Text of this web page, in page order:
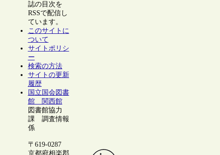
誌の目次を
RSSで配信し
ています。
このサイトに
ついて
サイトポリシ
ー
検索の方法
サイトの更新
履歴
国立国会図書
館 関西館
図書館協力
課 調査情報
係
〒619-0287
京都府相楽郡